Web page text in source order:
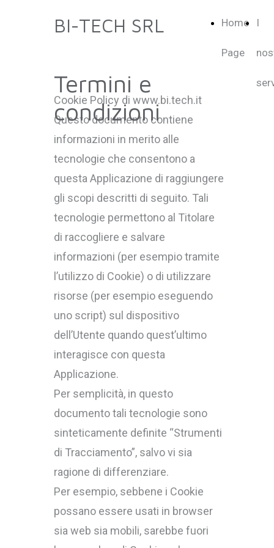
Home
Page
I
BI-TECH SRL
Termini e
condizioni
Cookie Policy di www.bi.tech.it
Questo documento contiene
informazioni in merito alle
tecnologie che consentono a
questa Applicazione di raggiungere
gli scopi descritti di seguito. Tali
tecnologie permettono al Titolare
di raccogliere e salvare
informazioni (per esempio tramite
l’utilizzo di Cookie) o di utilizzare
risorse (per esempio eseguendo
uno script) sul dispositivo
dell’Utente quando quest’ultimo
interagisce con questa
Applicazione.
Per semplicità, in questo
documento tali tecnologie sono
sinteticamente definite “Strumenti
di Tracciamento”, salvo vi sia
ragione di differenziare.
Per esempio, sebbene i Cookie
possano essere usati in browser
sia web sia mobili, sarebbe fuori